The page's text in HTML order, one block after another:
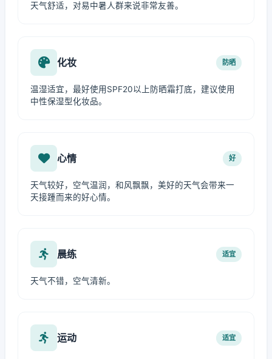
天气舒适，对易中暑人群来说非常友善。
化妆 防晒
温湿适宜，最好使用SPF20以上防晒霜打底，建议使用
中性保湿型化妆品。
心情 好
天气较好，空气温润，和风飘飘，美好的天气会带来一
天接踵而来的好心情。
晨练 适宜
天气不错，空气清新。
运动 适宜